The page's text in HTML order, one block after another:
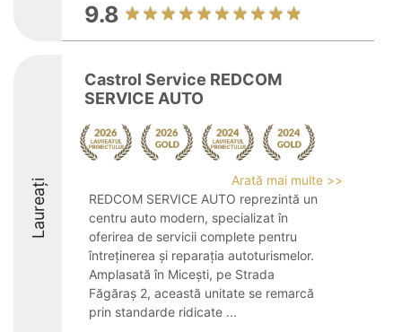
9.8
Laureați
Castrol Service REDCOM
SERVICE AUTO
Arată mai multe >>
REDCOM SERVICE AUTO reprezintă un
centru auto modern, specializat în
oferirea de servicii complete pentru
întreținerea și reparația autoturismelor.
Amplasată în Micești, pe Strada
Făgăraș 2, această unitate se remarcă
prin standarde ridicate ...